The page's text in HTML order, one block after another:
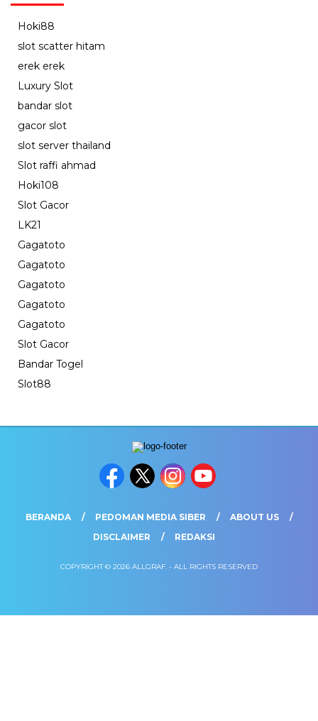
Hoki88
slot scatter hitam
erek erek
Luxury Slot
bandar slot
gacor slot
slot server thailand
Slot raffi ahmad
Hoki108
Slot Gacor
LK21
Gagatoto
Gagatoto
Gagatoto
Gagatoto
Gagatoto
Slot Gacor
Bandar Togel
Slot88
BERANDA PEDOMAN MEDIA SIBER
ABOUT US
DISCLAIMER
REDAKSI
COPYRIGHT © 2026 ALLGRAF. - ALL RIGHTS RESERVED